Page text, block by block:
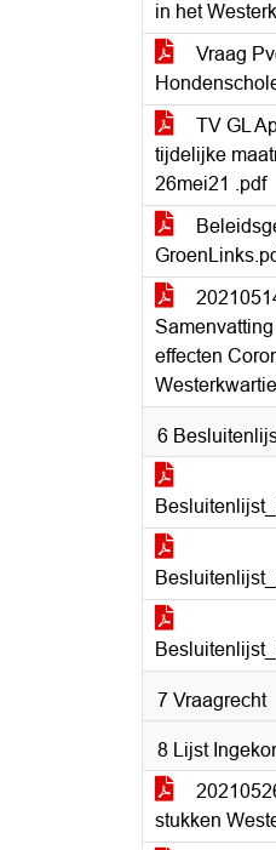
in het
Vraag
TV GL
tijdelijke
26mei21 .pdf
effecten
6
7 Vraagrecht
8 Lijst
stukken